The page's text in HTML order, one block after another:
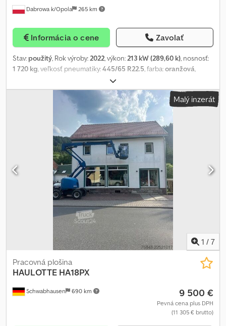
Dabrowa k/Opola 265 km
Informácia o cene Zavolať
Stav: použitý, Rok výroby:2022, výkon:213 kW (289,60 k), nosnosť:
1 720 kg, veľkosť pneumatiky:445/65 R22.5, farba:oranžová,
ABS, pohon všetkých kolies, uzávierka diferenciálu
Ďalšie možnosti a príslušenstvo = - Centrálne zamykanie -
Elektricky nastaviteľné zrkadlá na dverách - Elektrické ovládanie
okien - Ovládanie klimatizácie - Rádio - Strešné okno = Ďalšie
informácie = Dkedpfxozmn Els Aqvor Prevodovka: Automatické
Stav tachometra: 29.533 km Veľkosť pneumatiky: 445/65 R22.5
Zavesenie: listové odpruženie Os 1: Brzdy: kotúčové brzdy Hrubá
hmotnosť: 11.780 kg CELKOVÁ HMOTNOSŤ: 13.500 kg Rozmery
(DxŠxV): 844 x 251 x 396 cm Emisná trieda: Euro 6
Malý inzerát
1 / 7
Schwabhausen 690 km
Pracovná plošina
HAULOTTE HA18PX
9 500 €
Pevná cena plus DPH
(11 305 € brutto)